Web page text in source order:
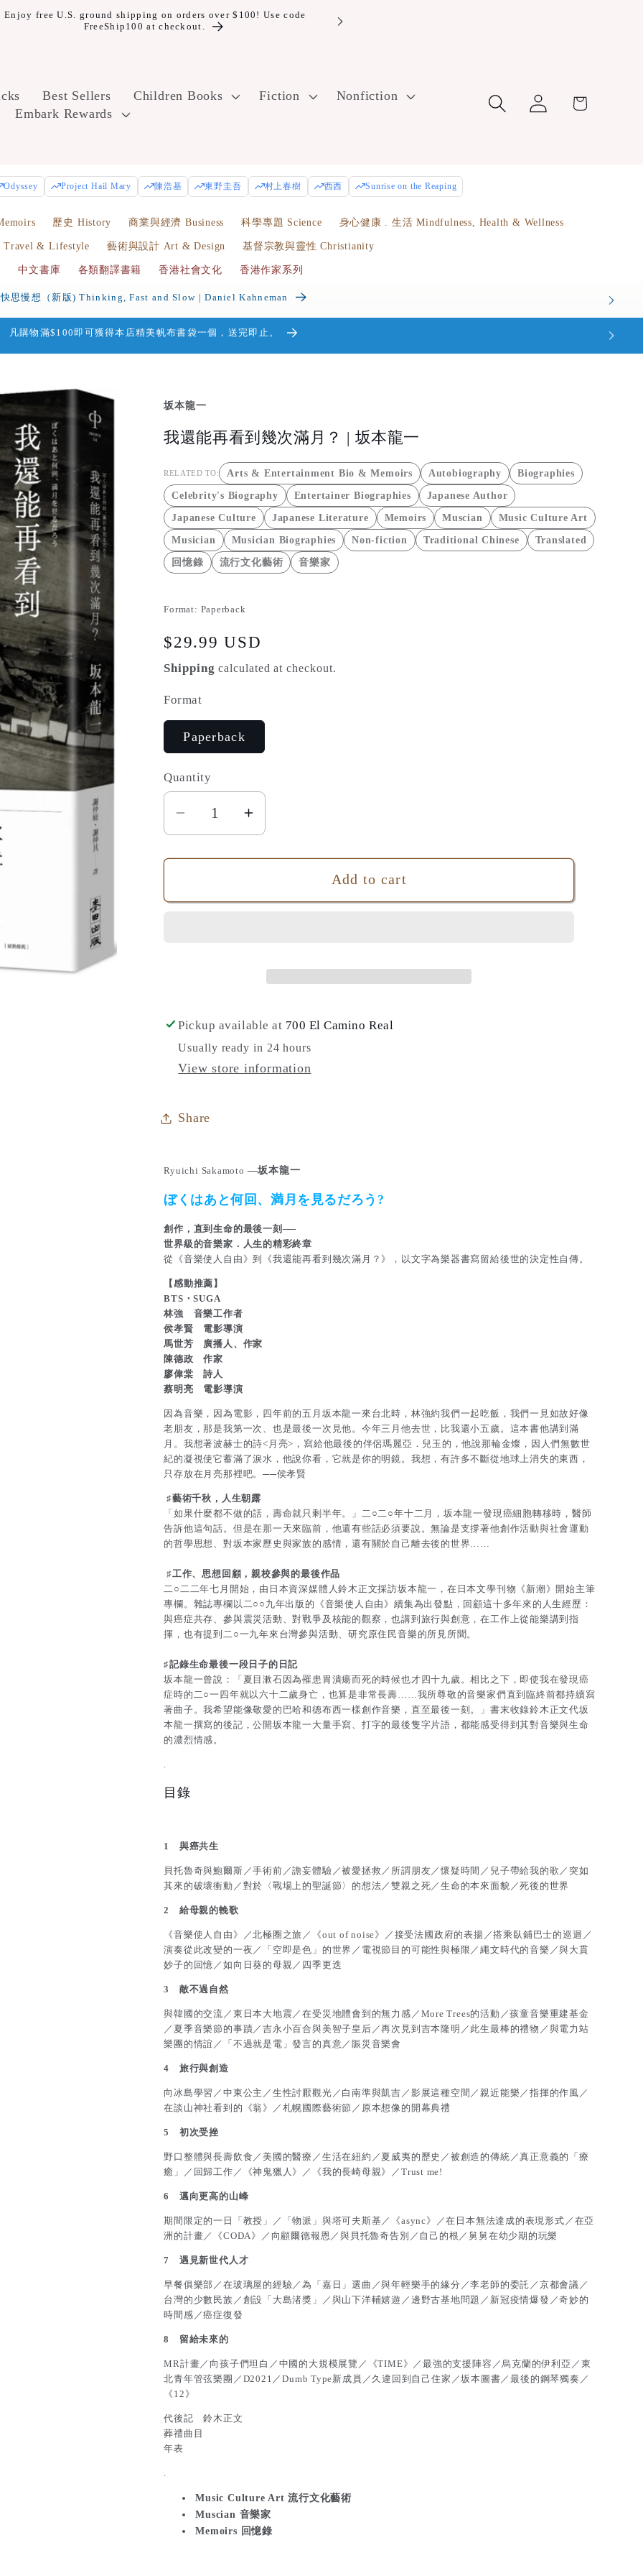
Enjoy free U.S. ground shipping on orders over $100! Use code
FreeShip100 at checkout.
Enroll in our free Embark program to start earning rewards as
Best Sellers Children Books Fiction
Nonfiction
Embark Rewards
Log
in
Cart
Odyssey Project Hail Mary 陳浩基 東野圭吾 村上春樹 西西 Sunrise on the Reaping
歷史 History 商業與經濟 Business 科學專題 Science 身心健康 . 生活 Mindfulness, Health & Wellness
Travel & Lifestyle 藝術與設計 Art & Design 基督宗教與靈性 Christianity
中文書庫 各類翻譯書籍 香港社會文化 香港作家系列
快思慢想（新版) Thinking, Fast and Slow | Daniel Kahneman
凡購物滿$100即可獲得本店精美帆布書袋一個，送完即止。
坂本龍一
我還能再看到幾次滿月？ | 坂本龍一
RELATED TO: Arts & Entertainment Bio & Memoirs Autobiography
Biographies
Celebrity's Biography
Entertainer Biographies
Japanese Author
Japanese Culture
Japanese Literature Memoirs Muscian
Music Culture Art
Musician
Musician Biographies Non-fiction Traditional Chinese
Translated
回憶錄
流行文化藝術 音樂家
Format: Paperback
Regular
price
$29.99 USD
Shipping calculated at checkout.
Format
Paperback
Quantity
Quantity
Decrease
quantity
for
還
幾
次
滿
|
龍
一
Increase
quantity
for
還
幾
次
滿
龍
一
Add to cart
Pickup available at 700 El Camino Real
Usually ready in 24 hours
View store information
Share
Ryuichi Sakamoto —坂本龍一
ぼくはあと何回、満月を見るだろう?
創作，直到生命的最後一刻──
世界級的音樂家．人生的精彩終章
從《音樂使人自由》到《我還能再看到幾次滿月？》，以文字為樂器書寫留給後世的決定性自傳。
【感動推薦】
BTS・SUGA
林強 音樂工作者
侯孝賢 電影導演
馬世芳 廣播人、作家
陳德政 作家
廖偉棠 詩人
蔡明亮 電影導演
因為音樂，因為電影，四年前的五月坂本龍一來台北時，林強約我們一起吃飯，我們一見如故好像
老朋友，那是我第一次、也是最後一次見他。今年三月他去世，比我還小五歲。這本書他講到滿
月。我想著波赫士的詩<月亮>，寫給他最後的伴侶瑪麗亞．兒玉的，他說那輪金燦，因人們無數世
紀的凝視使它蓄滿了淚水，他說你看，它就是你的明鏡。我想，有許多不斷從地球上消失的東西，
只存放在月亮那裡吧。──侯孝賢
♯藝術千秋，人生朝露
「如果什麼都不做的話，壽命就只剩半年。」二○二○年十二月，坂本龍一發現癌細胞轉移時，醫師
告訴他這句話。但是在那一天來臨前，他還有些話必須要說。無論是支撐著他創作活動與社會運動
的哲學思想、對坂本家歷史與家族的感情，還有關於自己離去後的世界……
♯工作、思想回顧，親校參與的最後作品
二○二二年七月開始，由日本資深媒體人鈴木正文採訪坂本龍一，在日本文學刊物《新潮》開始主筆
專欄。雜誌專欄以二○○九年出版的《音樂使人自由》續集為出發點，回顧這十多年來的人生經歷：
與癌症共存、參與震災活動、對戰爭及核能的觀察，也講到旅行與創意，在工作上從能樂講到指
揮，也有提到二○一九年來台灣參與活動、研究原住民音樂的所見所聞。
♯記錄生命最後一段日子的日記
坂本龍一曾說：「夏目漱石因為罹患胃潰瘍而死的時候也才四十九歲。相比之下，即使我在發現癌
症時的二○一四年就以六十二歲身亡，也算是非常長壽……我所尊敬的音樂家們直到臨終前都持續寫
著曲子。我希望能像敬愛的巴哈和德布西一樣創作音樂，直至最後一刻。」書末收錄鈴木正文代坂
本龍一撰寫的後記，公開坂本龍一大量手寫、打字的最後隻字片語，都能感受得到其對音樂與生命
的濃烈情感。
目錄
1 與癌共生
貝托魯奇與鮑爾斯／手術前／譫妄體驗／被愛拯救／所謂朋友／懷疑時間／兒子帶給我的歌／突如
其來的破壞衝動／對於〈戰場上的聖誕節〉的想法／雙親之死／生命的本來面貌／死後的世界
2 給母親的輓歌
《音樂使人自由》／北極圈之旅／《out of noise》／接受法國政府的表揚／搭乘臥鋪巴士的巡迴／
演奏從此改變的一夜／「空即是色」的世界／電視節目的可能性與極限／繩文時代的音樂／與大貫
妙子的回憶／如向日葵的母親／四季更迭
3 敵不過自然
與韓國的交流／東日本大地震／在受災地體會到的無力感／More Trees的活動／孩童音樂重建基金
／夏季音樂節的事蹟／吉永小百合與美智子皇后／再次見到吉本隆明／此生最棒的禮物／與電力站
樂團的情誼／「不過就是電」發言的真意／賑災音樂會
4 旅行與創造
向冰島學習／中東公主／生性討厭觀光／白南準與凱吉／影展這種空間／親近能樂／指揮的作風／
在談山神社看到的《翁》／札幌國際藝術節／原本想像的開幕典禮
5 初次受挫
野口整體與長壽飲食／美國的醫療／生活在紐約／夏威夷的歷史／被創造的傳統／真正意義的「療
癒」／回歸工作／《神鬼獵人》／《我的長崎母親》／Trust me!
6 邁向更高的山峰
期間限定的一日「教授」／「物派」與塔可夫斯基／《async》／在日本無法達成的表現形式／在亞
洲的計畫／《CODA》／向顧爾德報恩／與貝托魯奇告別／自己的根／舅舅在幼少期的玩樂
7 遇見新世代人才
早餐俱樂部／在玻璃屋的經驗／為「嘉日」選曲／與年輕樂手的緣分／李老師的委託／京都會議／
台灣的少數民族／創設「大島渚獎」／與山下洋輔嬉遊／邊野古基地問題／新冠疫情爆發／奇妙的
時間感／癌症復發
8 留給未來的
MR計畫／向孩子們坦白／中國的大規模展覽／《TIME》／最強的支援陣容／烏克蘭的伊利亞／東
北青年管弦樂團／D2021／Dumb Type新成員／久違回到自己住家／坂本圖書／最後的鋼琴獨奏／
《12》
代後記 鈴木正文
葬禮曲目
年表
Music Culture Art 流行文化藝術
Muscian 音樂家
Memoirs 回憶錄